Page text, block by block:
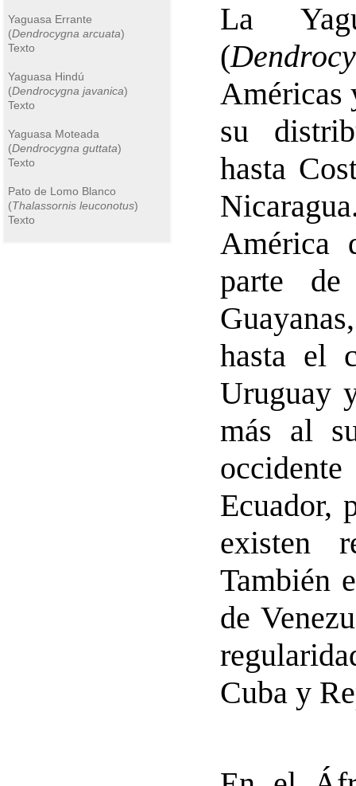
Yaguasa Errante
(Dendrocygna arcuata)
Texto
Yaguasa Hindú
(Dendrocygna javanica)
Texto
Yaguasa Moteada
(Dendrocygna guttata)
Texto
Pato de Lomo Blanco
(Thalassornis leuconotus)
Texto
La
(
Américas
su
hasta
América
parte de
hasta el
Uruguay
más al
Ecuador,
existen
También
de
Cuba y